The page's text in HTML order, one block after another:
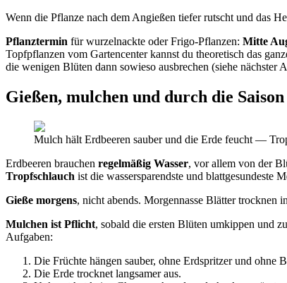
Wenn die Pflanze nach dem Angießen tiefer rutscht und das
Pflanztermin für wurzelnackte oder Frigo-Pflanzen: Mitte
Topfpflanzen vom Gartencenter kannst du theoretisch das
die wenigen Blüten dann sowieso ausbrechen (siehe nächster
Gießen, mulchen und durch die
Mulch hält Erdbeeren sauber und die Erde feucht —
Erdbeeren brauchen regelmäßig Wasser, vor allem von der
Tropfschlauch ist die wassersparendste und
Gieße morgens, nicht abends. Morgennasse Blätter trocknen
Mulchen ist Pflicht, sobald die ersten Blüten umkippen und
Aufgaben:
Die Früchte hängen sauber, ohne Erdspritzer und
Die Erde trocknet langsamer aus.